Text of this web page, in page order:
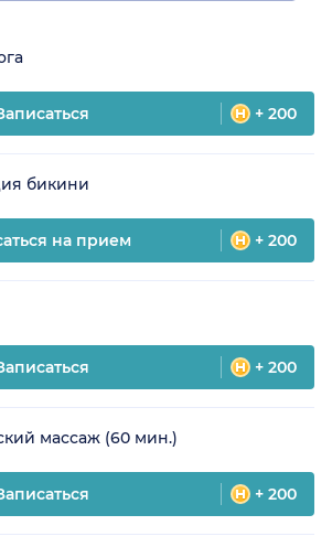
+ 200
бикини
на прием + 200
+ 200
массаж (60 мин.)
+ 200